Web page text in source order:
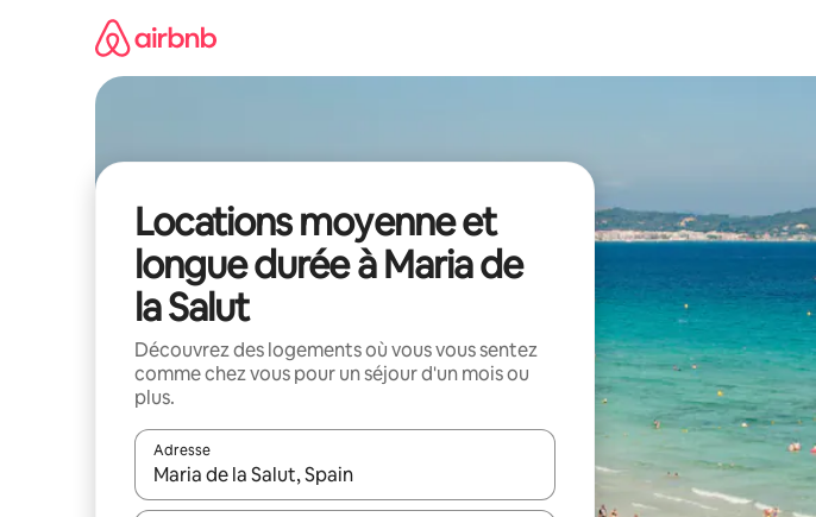
Locations moyenne et
longue durée à Maria de
la Salut
Découvrez des logements où vous vous sentez
comme chez vous pour un séjour d'un mois ou
plus.
Adresse
Lorsque les résultats s'affichent, utilisez les flèches vers le haut et vers le bas pour les